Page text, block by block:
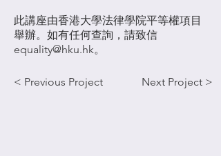
此講座由香港大學法律學院平等權項目
舉辦。如有任何查詢，請致信
equality@hku.hk。
< Previous Project Next Project >